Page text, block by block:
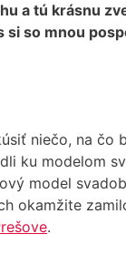
a tú krásnu
si so mnou
niečo, na čo
ku modelom
model
okamžite
.